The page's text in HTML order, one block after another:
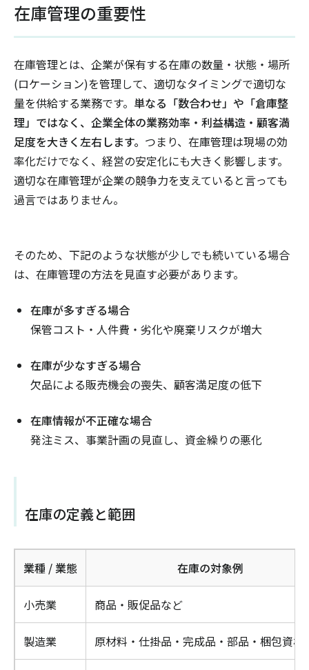
在庫管理の重要性
在庫管理とは、企業が保有する在庫の数量・状態・場所
(ロケーション)を管理して、適切なタイミングで適切な
量を供給する業務です。 単なる「数合わせ」や「倉庫整
理」ではなく、企業全体の業務効率・利益構造・顧客満
足度を大きく左右します。 つまり、在庫管理は現場の効
率化だけでなく、経営の安定化にも大きく影響します。
適切な在庫管理が企業の競争力を支えていると言っても
過言ではありません。
そのため、下記のような状態が少しでも続いている場合
は、在庫管理の方法を見直す必要があります。
在庫が多すぎる場合
保管コスト・人件費・劣化や廃棄リスクが増大
在庫が少なすぎる場合
欠品による販売機会の喪失、顧客満足度の低下
在庫情報が不正確な場合
発注ミス、事業計画の見直し、資金繰りの悪化
在庫の定義と範囲
業種 / 業態 在庫の対象例
小売業 商品・販促品など
製造業 原材料・仕掛品・完成品・部品・梱包資材